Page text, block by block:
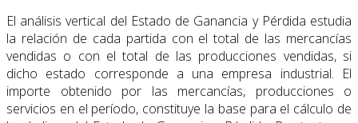
El análisis vertical del Estado de Ganancia y Pérdida estudia
la relación de cada partida con el total de las mercancías
vendidas o con el total de las producciones vendidas, si
dicho estado corresponde a una empresa industrial. El
importe obtenido por las mercancías, producciones o
servicios en el período, constituye la base para el cálculo de